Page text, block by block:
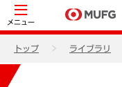
メニュー
トップ ライブラリ